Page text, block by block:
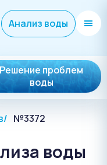
Анализ воды
Решение проблем
воды
№3372
воды